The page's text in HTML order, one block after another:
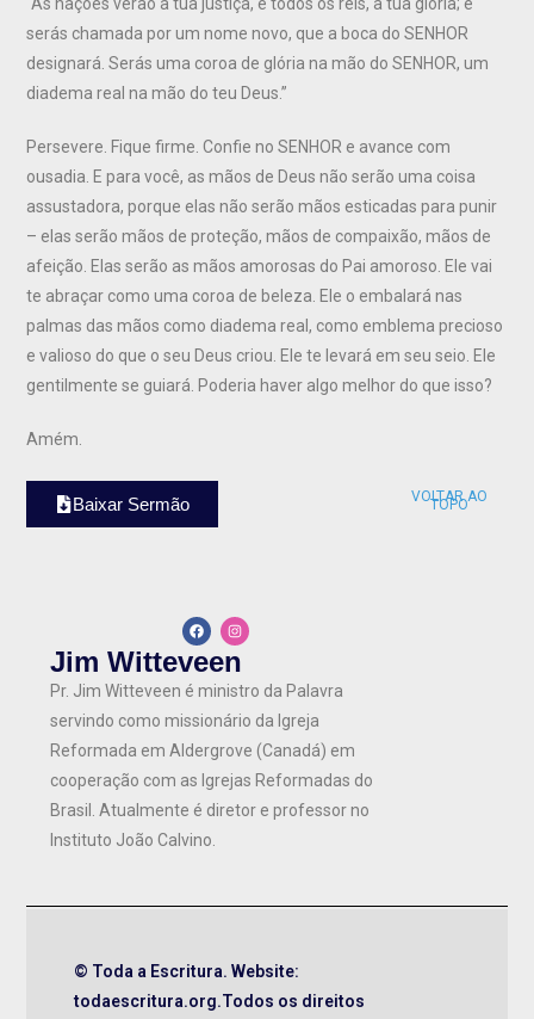
serás chamada por um nome novo, que a boca do SENHOR
designará. Serás uma coroa de glória na mão do SENHOR, um
diadema real na mão do teu Deus.”
Persevere. Fique firme. Confie no SENHOR e avance com
ousadia. E para você, as mãos de Deus não serão uma coisa
assustadora, porque elas não serão mãos esticadas para punir
– elas serão mãos de proteção, mãos de compaixão, mãos de
afeição. Elas serão as mãos amorosas do Pai amoroso. Ele vai
te abraçar como uma coroa de beleza. Ele o embalará nas
palmas das mãos como diadema real, como emblema precioso
e valioso do que o seu Deus criou. Ele te levará em seu seio. Ele
gentilmente se guiará. Poderia haver algo melhor do que isso?
Amém.
Baixar Sermão VOLTAR AO
TOPO
Jim Witteveen
Pr. Jim Witteveen é ministro da Palavra
servindo como missionário da Igreja
Reformada em Aldergrove (Canadá) em
cooperação com as Igrejas Reformadas do
Brasil. Atualmente é diretor e professor no
Instituto João Calvino.
© Toda a Escritura. Website:
todaescritura.org.Todos os direitos